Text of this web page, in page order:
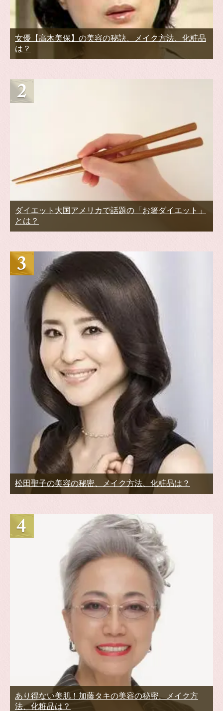
女優【高木美保】の美容の秘訣、メイク方法、化粧品
は？
ダイエット大国アメリカで話題の「お箸ダイエット」
とは？
松田聖子の美容の秘密、メイク方法、化粧品は？
あり得ない美肌！加藤タキの美容の秘密、メイク方
法、化粧品は？